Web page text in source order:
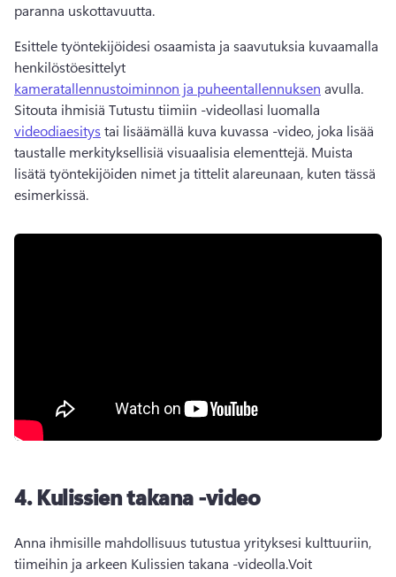
paranna uskottavuutta.
Esittele työntekijöidesi osaamista ja saavutuksia kuvaamalla
henkilöstöesittelyt
kameratallennustoiminnon ja puheentallennuksen
Sitouta ihmisiä Tutustu tiimiin -videollasi luomalla
videodiaesitys tai lisäämällä kuva kuvassa -video, joka lisää
taustalle merkityksellisiä visuaalisia elementtejä. Muista
lisätä työntekijöiden nimet ja tittelit alareunaan, kuten tässä
esimerkissä.
4.Kulissien takana -video
Anna ihmisille mahdollisuus tutustua yrityksesi kulttuuriin,
tiimeihin ja arkeen Kulissien takana -videolla.Voit